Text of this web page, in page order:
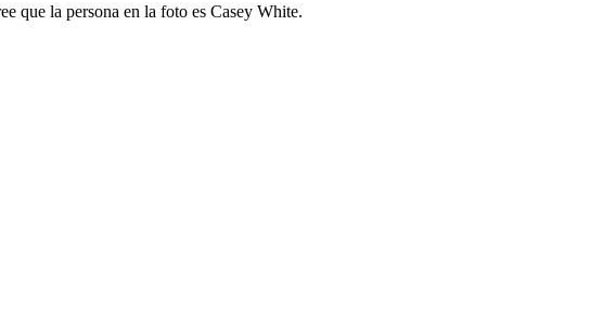
que la persona en la foto es Casey White.